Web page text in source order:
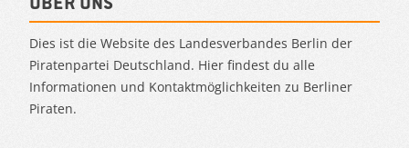
Dies ist die Website des Landesverbandes Berlin der
Piratenpartei Deutschland. Hier findest du alle
Informationen und Kontaktmöglichkeiten zu Berliner
Piraten.